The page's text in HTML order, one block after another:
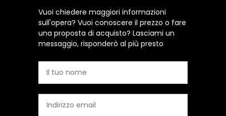
Vuoi chiedere maggiori informazioni
sull'opera? Vuoi conoscere il prezzo o fare
una proposta di acquisto? Lasciami un
messaggio, risponderò al più presto